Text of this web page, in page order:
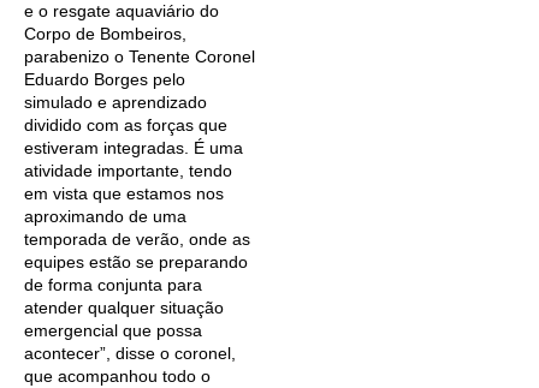
e o resgate aquaviário do
Corpo de Bombeiros,
parabenizo o Tenente Coronel
Eduardo Borges pelo
simulado e aprendizado
dividido com as forças que
estiveram integradas. É uma
atividade importante, tendo
em vista que estamos nos
aproximando de uma
temporada de verão, onde as
equipes estão se preparando
de forma conjunta para
atender qualquer situação
emergencial que possa
acontecer”, disse o coronel,
que acompanhou todo o